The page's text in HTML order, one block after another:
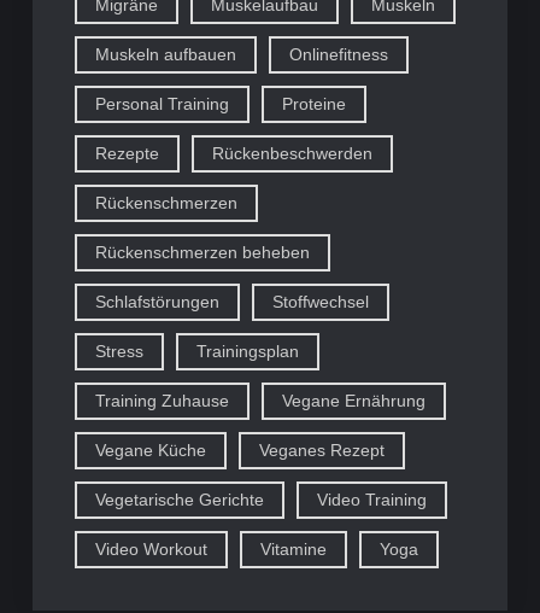
Migräne Muskelaufbau Muskeln
Muskeln aufbauen Onlinefitness
Personal Training Proteine
Rezepte Rückenbeschwerden
Rückenschmerzen
Rückenschmerzen beheben
Schlafstörungen Stoffwechsel
Stress Trainingsplan
Training Zuhause Vegane Ernährung
Vegane Küche Veganes Rezept
Vegetarische Gerichte Video Training
Video Workout Vitamine Yoga